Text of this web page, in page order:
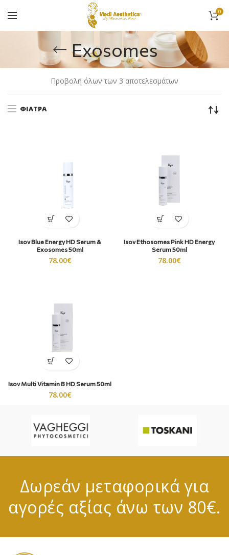
0
Exosomes
Προβολή όλων των 3 αποτελεσμάτων
ΦΊΛΤΡΑ
Isov Blue Energy HD Serum &
Exosomes 50ml
78.00€
Isov Ethosomes Pink HD Energy
Serum 50ml
78.00€
Isov Multi Vitamin B HD Serum 50ml
78.00€
Δωρεάν μεταφορικά για
αγορές αξίας άνω των 80€.